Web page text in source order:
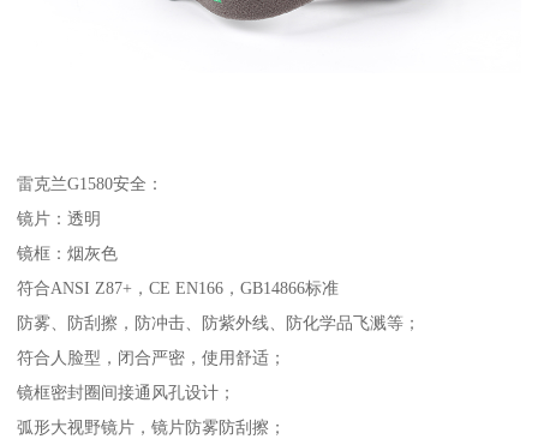
雷克兰G1580安全：
镜片：透明
镜框：烟灰色
符合ANSI Z87+，CE EN166，GB14866标准
防雾、防刮擦，防冲击、防紫外线、防化学品飞溅等；
符合人脸型，闭合严密，使用舒适；
镜框密封圈间接通风孔设计；
弧形大视野镜片，镜片防雾防刮擦；